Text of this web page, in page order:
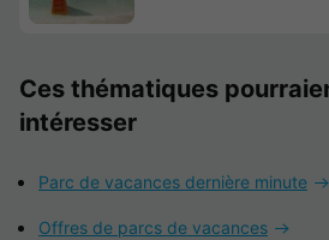
Ces thématiques
intéresser
Parc de vacances dernière minute
Offres de parcs de vacances